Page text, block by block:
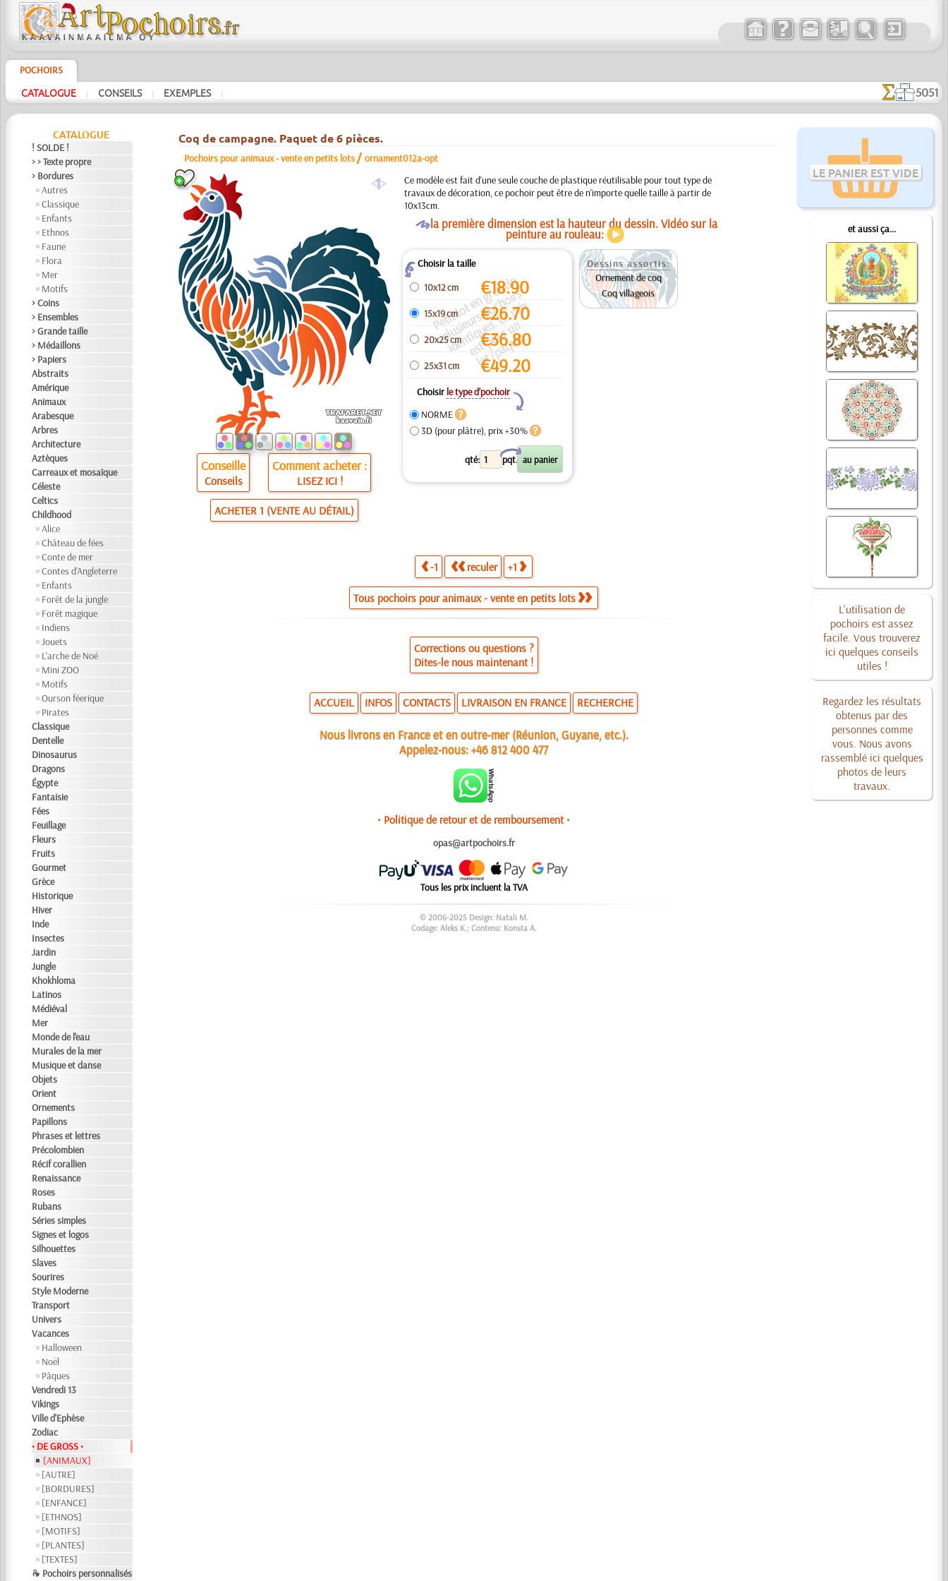
POCHOIRS
CATALOGUE | CONSEILS | EXEMPLES | 5051
CATALOGUE
! SOLDE !
> > Texte propre
> Bordures
Autres
Classique
Enfants
Ethnos
Faune
Flora
Mer
Motifs
> Coins
> Ensembles
> Grande taille
> Médaillons
> Papiers
Abstraits
Amérique
Animaux
Arabesque
Arbres
Architecture
Aztèques
Carreaux et mosaïque
Céleste
Celtics
Childhood
Alice
Château de fées
Conte de mer
Contes d'Angleterre
Enfants
Forêt de la jungle
Forêt magique
Indiens
Jouets
L'arche de Noé
Mini ZOO
Motifs
Ourson féerique
Pirates
Classique
Dentelle
Dinosaurus
Dragons
Égypte
Fantaisie
Fées
Feuillage
Fleurs
Fruits
Gourmet
Grèce
Historique
Hiver
Inde
Insectes
Jardin
Jungle
Khokhloma
Latinos
Médiéval
Mer
Monde de l'eau
Murales de la mer
Musique et danse
Objets
Orient
Ornements
Papillons
Phrases et lettres
Précolombien
Récif corallien
Renaissance
Roses
Rubans
Séries simples
Signes et logos
Silhouettes
Slaves
Sourires
Style Moderne
Transport
Univers
Vacances
Halloween
Noël
Pâques
Vendredi 13
Vikings
Ville d'Ephèse
Zodiac
• DE GROSS •
[ANIMAUX]
[AUTRE]
[BORDURES]
[ENFANCE]
[ETHNOS]
[MOTIFS]
[PLANTES]
[TEXTES]
❧ Pochoirs personnalisés
LE PANIER EST VIDE
et aussi ça...
L'utilisation de
pochoirs est assez
facile. Vous trouverez
ici quelques conseils
utiles !
Regardez les résultats
obtenus par des
personnes comme
vous. Nous avons
rassemblé ici quelques
photos de leurs
travaux.
Coq de campagne. Paquet de 6 pièces.
Pochoirs pour animaux - vente en petits lots /ornament012a-opt
a
Conseille
Conseils
Comment acheter :
LISEZ ICI !
ACHETER 1 (VENTE AU DÉTAIL)
Ce modèle est fait d'une seule couche de plastique réutilisable pour tout type de
travaux de décoration, ce pochoir peut être de n'importe quelle taille à partir de
10x13cm.
Ola première dimension est la hauteur du dessin. Vidéo sur la
peinture au rouleau:
ZChoisir la taille
P
e
ti
t l
o
t
e
n
g
r
o
s
d
e
pl
u
s
i
e
u
r
s
p
o
c
h
oi
r
s
i
d
e
n
ti
q
u
e
s.
L
e
p
ri
x
e
s
t
p
o
u
r
u
n
l
o
t
/
p
a
q
u
e
t
10x12 cm €18.90
15x19 cm €26.70
20x25 cm €36.80
25x31 cm €49.20
Choisir le type d’pochoir
Y
NORME
3D (pour plâtre), prix +30%
qté: pqt.
X
Dessins assortis:
Ornement de coq
Coq villageois
-1 reculer +1
Tous pochoirs pour animaux - vente en petits lots
Corrections ou questions ?
Dites-le nous maintenant !
ACCUEIL INFOS CONTACTS LIVRAISON EN FRANCE RECHERCHE
Nous livrons en France et en outre-mer (Réunion, Guyane, etc.).
Appelez-nous:+46 812 400 477
• Politique de retour et de remboursement •
opas@artpochoirs.fr
Tous les prix incluent la TVA
© 2006-2025 Design: Natali M.
Codage: Aleks K.; Contenu: Konsta A.